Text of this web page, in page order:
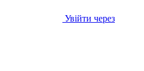
Увійти через